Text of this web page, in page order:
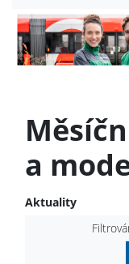
a
Aktuality